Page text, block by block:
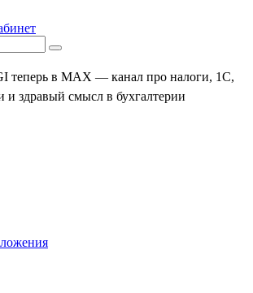
теперь в MAX — канал про налоги, 1С,
и здравый смысл в бухгалтерии